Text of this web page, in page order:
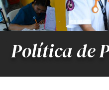
Política de